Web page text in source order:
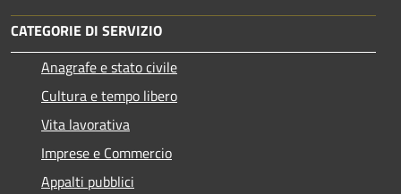
CATEGORIE DI SERVIZIO
Anagrafe e stato civile
Cultura e tempo libero
Vita lavorativa
Imprese e Commercio
Appalti pubblici